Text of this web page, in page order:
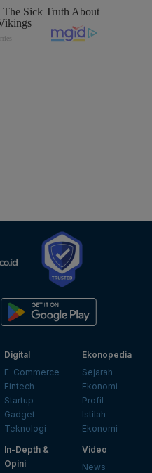
Digital
E-Commerce
Fintech
Startup
Gadget
Teknologi
Ekonopedia
Sejarah
Ekonomi
Profil
Istilah
Ekonomi
In-Depth &
Opini
Video
News